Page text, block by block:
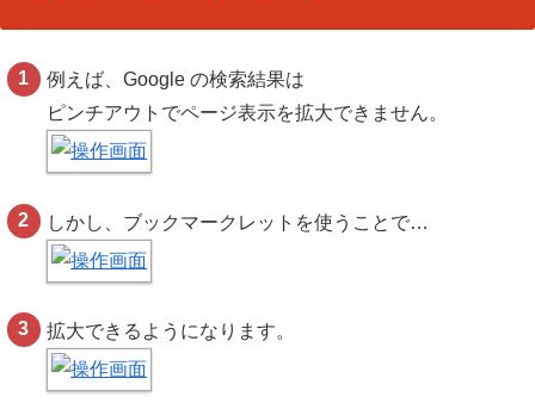
例えば、Google の検索結果は
ピンチアウトでページ表示を拡大できません。
しかし、ブックマークレットを使うことで…
拡大できるようになります。